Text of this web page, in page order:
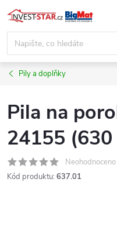
Přejít
na
obsah
Pily a doplňky
Pila na
24155
Neohodnoceno
Kód produktu: 637.01